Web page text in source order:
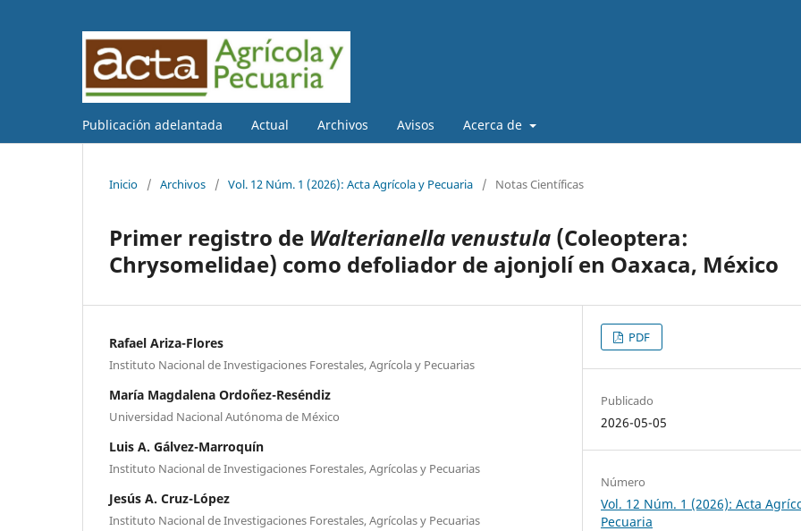
Publicación adelantada Actual Archivos Avisos Acerca de
Inicio / Archivos / Vol. 12 Núm. 1 (2026): Acta Agrícola y Pecuaria / Notas Científicas
Primer registro de Walterianella venustula (Coleoptera:
Chrysomelidae) como defoliador de ajonjolí en Oaxaca, México
Rafael Ariza-Flores
Instituto Nacional de Investigaciones Forestales, Agrícola y Pecuarias
María Magdalena Ordoñez-Reséndiz
Universidad Nacional Autónoma de México
Luis A. Gálvez-Marroquín
Instituto Nacional de Investigaciones Forestales, Agrícolas y Pecuarias
Jesús A. Cruz-López
Instituto Nacional de Investigaciones Forestales, Agrícolas y Pecuarias
PDF
Publicado
2026-05-05
Número
Vol. 12 Núm. 1 (2026): Acta
Pecuaria